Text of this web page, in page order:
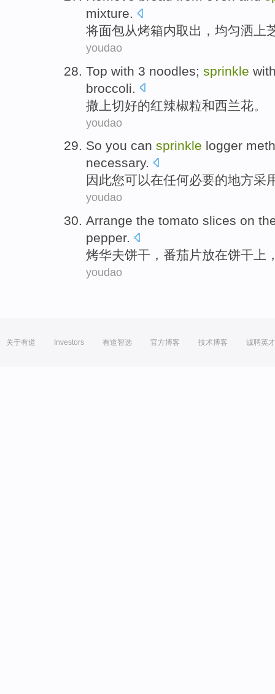
mixture.
将面包从烤箱内取出 ， 均匀洒上
youdao
Top with 3 noodles; sprinkle
broccoli
撒上切好的红辣椒粒和西兰花。
youdao
So you can sprinkle logger
necessary.
因此您可以在任何必要的地方采
youdao
Arrange the tomato slices on
pepper.
烤华夫饼干， 番茄 片放在饼干 上
youdao
关于有道 Investors 有道智选 官方博客 技术博客 诚聘英才